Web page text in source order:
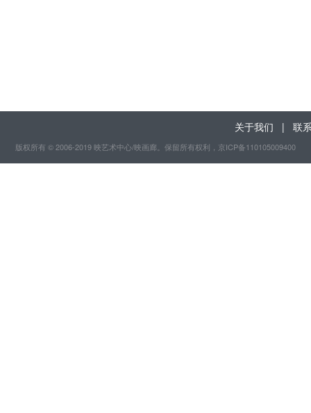
关于我们 | 联
版权所有 © 2006-2019 映艺术中心/映画廊。保留所有权利 ，京ICP备110105009400